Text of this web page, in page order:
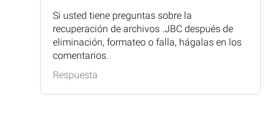
Si usted tiene preguntas sobre la
recuperación de archivos .JBC después de
eliminación, formateo o falla, hágalas en los
comentarios.
Respuesta